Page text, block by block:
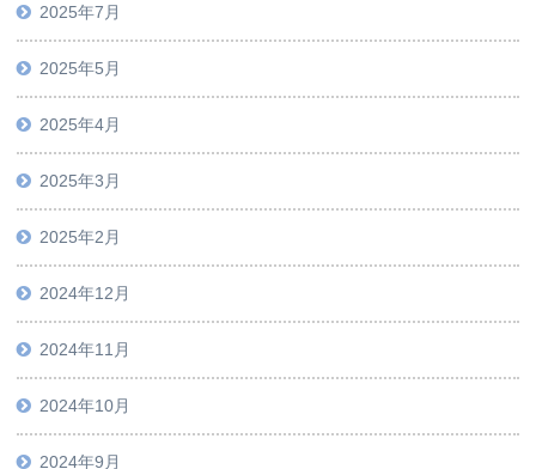
2025年7月
2025年5月
2025年4月
2025年3月
2025年2月
2024年12月
2024年11月
2024年10月
2024年9月